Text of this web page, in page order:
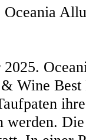
Oceania
2025.
Wine